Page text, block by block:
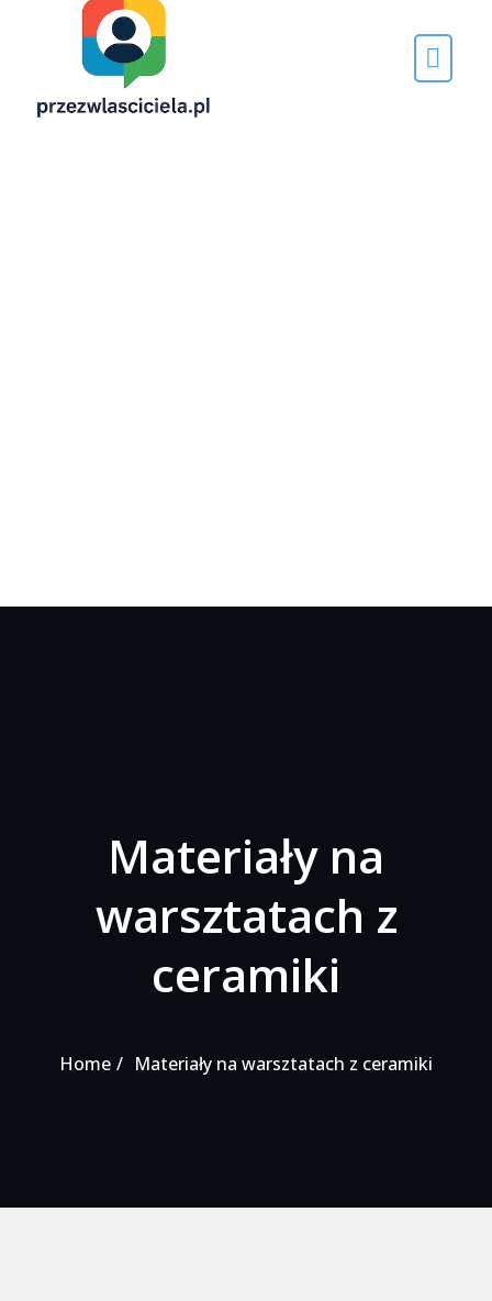
Materiały na
warsztatach z
ceramiki
Home Materiały na warsztatach z ceramiki